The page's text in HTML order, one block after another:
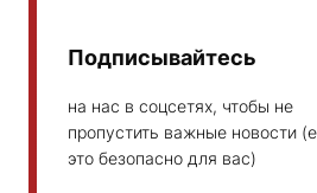
Подписывайтесь
на нас в соцсетях, чтобы не
пропустить важные новости
это безопасно для вас)